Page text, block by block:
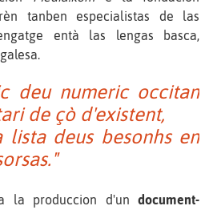
tanben especialistas de las
entà las lengas basca,
deu numeric occitan
de çò d'existent,
lista deus besonhs en
la produccion d'un document-